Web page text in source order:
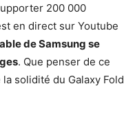
200 000
en direct sur Youtube
de Samsung se
. Que penser de ce
solidité du Galaxy Fold